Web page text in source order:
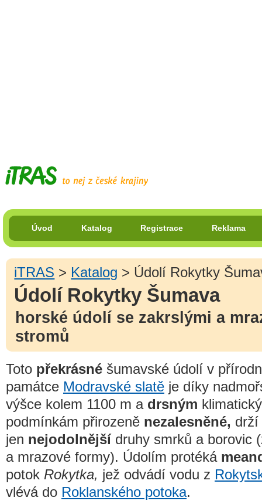
Úvod Katalog Registrace Reklama
iTRAS > Katalog > Údolí Rokytky
Údolí Rokytky Šumava
horské údolí se zakrslými a
stromů
Toto překrásné šumavské údolí v
památce Modravské slatě je díky
výšce kolem 1100 m a drsným
podmínkám přirozeně nezalesněné, drží
jen nejodolnějšídruhy smrků a borovic
a mrazové formy). Údolím protéká
potok Rokytka, jež odvádí vodu z
vlévá do Roklanského potoka.